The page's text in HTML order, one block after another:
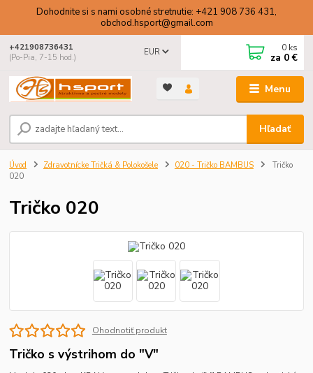
Dohodnite si s nami osobné stretnutie: +421 908 736 431,
obchod.hsport@gmail.com
Menu
EUR
Hľadať
+421908736431
(Po-Pia, 7-15 hod.)
0 ks
za 0 €
Úvod Zdravotnícke Tričká & Polokošele 020 - Tričko BAMBUS
Tričko
020
Tričko 020
Ohodnotiť produkt
Tričko s výstrihom do "V"